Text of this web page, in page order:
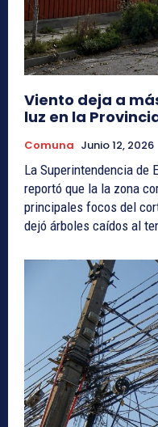
Viento deja a
luz en la
Comuna Junio 12, 2026
La Superintendencia de
reportó que la la zona
principales focos del
dejó árboles caídos al